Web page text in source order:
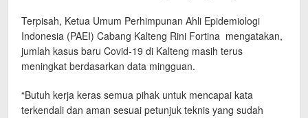
Terpisah, Ketua Umum Perhimpunan Ahli Epidemiologi
Indonesia (PAEI) Cabang Kalteng Rini Fortina mengatakan,
jumlah kasus baru Covid-19 di Kalteng masih terus
meningkat berdasarkan data mingguan.
“Butuh kerja keras semua pihak untuk mencapai kata
terkendali dan aman sesuai petunjuk teknis yang sudah